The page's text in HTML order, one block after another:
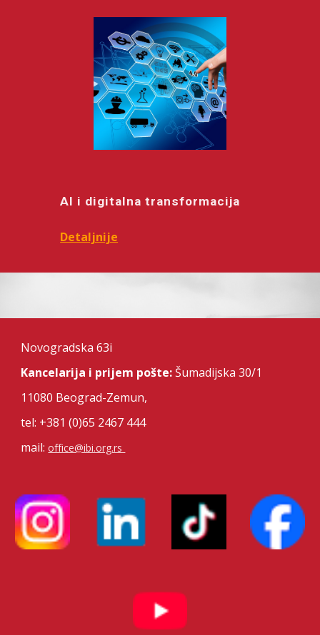
AI i digitalna transformacija
Detaljnije
Novogradska 63i
Kancelarija i prijem pošte:Šumadijska 30/1
11080 Beograd-Zemun,
tel: +381 (0)65 2467 444
mail:office@ibi.org.rs